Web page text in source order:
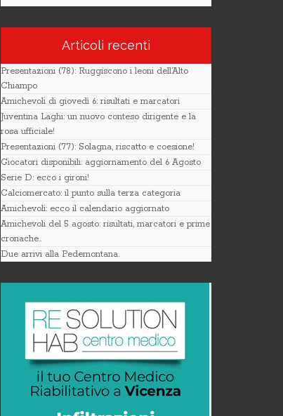
Articoli recenti
Presentazioni (78): Ruggiscono i leoni dell’Alto
Chiampo
Amichevoli di giovedì 6: risultati e marcatori
Juventina Laghi: un nuovo conteso dirigente e la
rosa ufficiale!
Presentazioni (77): Solagna, riscatto e coesione!
Giocatori disponibili: aggiornamento del 6 Agosto
Serie D: ecco i gironi!
Calciomercato: il punto sulla terza categoria
Amichevoli: ecco il calendario aggiornato
Amichevoli del 5 agosto: risultati, marcatori e prime
cronache..
Due arrivi alla Pedemontana.